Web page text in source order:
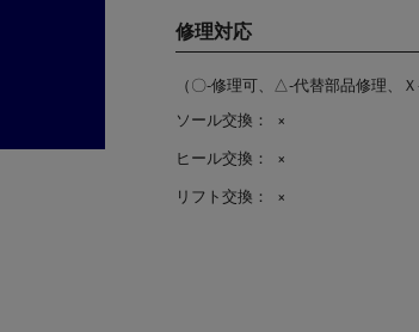
修理対応
（〇-修理可、△-代替部品修理、
ソール交換：
×
ヒール交換：
×
リフト交換：
×